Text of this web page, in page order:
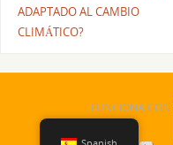
ADAPTADO AL CAMBIO
CLIMÁTICO?
FUNCIONA CON